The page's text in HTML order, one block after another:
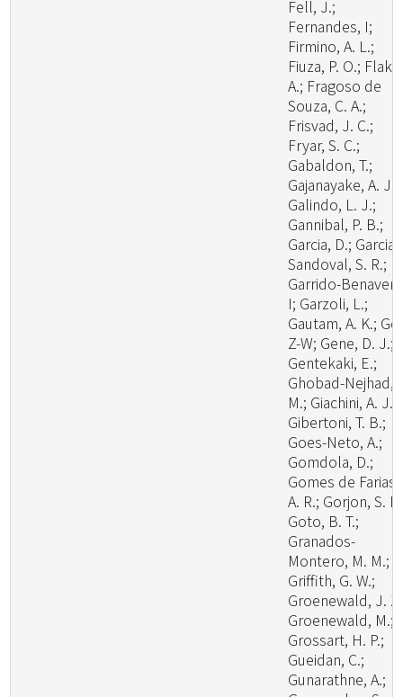
Fell, J.;
Fernandes, I;
Firmino, A. L.;
Fiuza, P. O.;
A.; Fragoso de
Souza, C. A.;
Frisvad, J. C.;
Fryar, S. C.;
Gabaldon, T.;
Gajanayake, A. J.;
Galindo, L. J.;
Gannibal, P. B.;
Garcia, D.; Garcia-
Sandoval, S. R.;
Garrido-
I; Garzoli, L.;
Gautam, A. K.; Ge,
Z-W; Gene, D. J.;
Gentekaki, E.;
Ghobad-Nejhad,
M.; Giachini, A. J.;
Gibertoni, T. B.;
Goes-Neto, A.;
Gomdola, D.;
Gomes de Farias,
A. R.; Gorjon, S.
Goto, B. T.;
Granados-
Montero, M. M.;
Griffith, G. W.;
Groenewald, J.
Groenewald, M.;
Grossart, H. P.;
Gueidan, C.;
Gunarathne, A.;